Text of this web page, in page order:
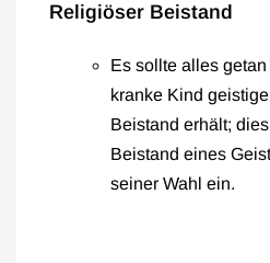
Religiöser Beistand
Es sollte alles
kranke Kind
Beistand erhält;
Beistand eines
seiner Wahl ein.